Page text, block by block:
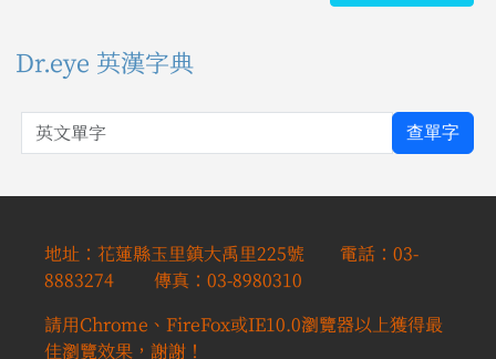
Dr.eye 英漢字典
英文單字 查單字
地址：花蓮縣玉里鎮大禹里225號 電話：03-
8883274 傳真：03-8980310
請用Chrome、FireFox或IE10.0瀏覽器以上獲得最
佳瀏覽效果，謝謝！